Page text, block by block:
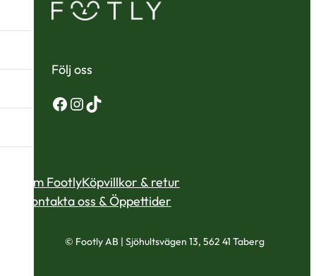
Följ oss
Facebook
Instagram
TikTok
Om FootlyKöpvillkor & retur
Kontakta oss & Öppettider
© Footly AB | Sjöhultsvägen 13, 562 41 Taberg